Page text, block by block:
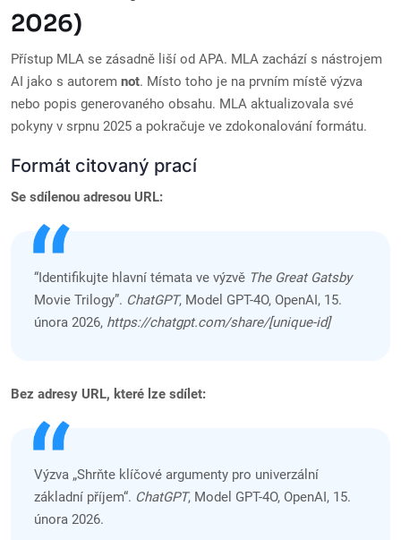
2026)
Přístup MLA se zásadně liší od APA. MLA zachází s nástrojem
AI jako s autorem not. Místo toho je na prvním místě výzva
nebo popis generovaného obsahu. MLA aktualizovala své
pokyny v srpnu 2025 a pokračuje ve zdokonalování formátu.
Formát citovaný prací
Se sdílenou adresou URL:
“Identifikujte hlavní témata ve výzvě The Great Gatsby
Movie Trilogy”. ChatGPT, Model GPT-4O, OpenAI, 15.
února 2026, https://chatgpt.com/share/[unique-id]
Bez adresy URL, které lze sdílet:
Výzva „Shrňte klíčové argumenty pro univerzální
základní příjem“. ChatGPT, Model GPT-4O, OpenAI, 15.
února 2026.